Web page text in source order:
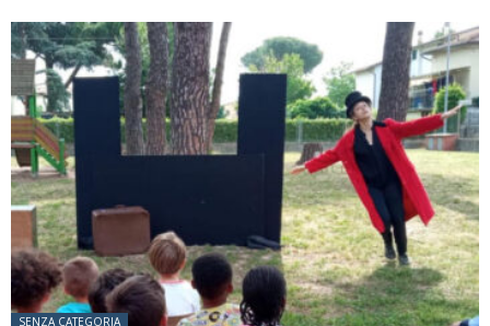
Posted in:
SENZA CATEGORIA